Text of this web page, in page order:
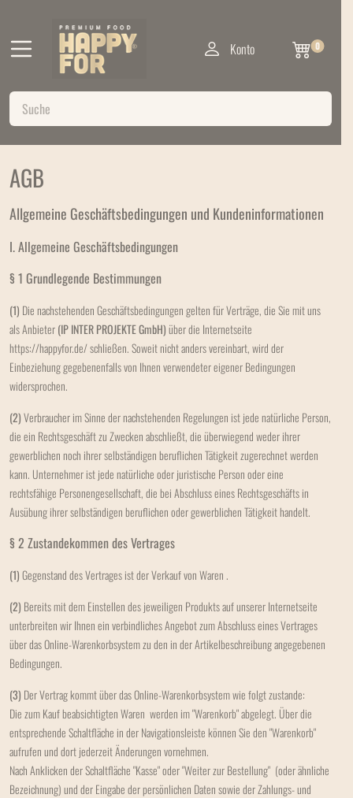
Konto 0
AGB
Allgemeine Geschäftsbedingungen und Kundeninformationen
I. Allgemeine Geschäftsbedingungen
§ 1 Grundlegende Bestimmungen
(1) Die nachstehenden Geschäftsbedingungen gelten für Verträge, die Sie mit uns
als Anbieter(IP INTER PROJEKTE GmbH)über die Internetseite
https://happyfor.de/ schließen. Soweit nicht anders vereinbart, wird der
Einbeziehung gegebenenfalls von Ihnen verwendeter eigener Bedingungen
widersprochen.
(2)Verbraucher im Sinne der nachstehenden Regelungen ist jede natürliche Person,
die ein Rechtsgeschäft zu Zwecken abschließt, die überwiegend weder ihrer
gewerblichen noch ihrer selbständigen beruflichen Tätigkeit zugerechnet werden
kann. Unternehmer ist jede natürliche oder juristische Person oder eine
rechtsfähige Personengesellschaft, die bei Abschluss eines Rechtsgeschäfts in
Ausübung ihrer selbständigen beruflichen oder gewerblichen Tätigkeit handelt.
§ 2 Zustandekommen des Vertrages
(1)Gegenstand des Vertrages ist der Verkauf von Waren .
(2) Bereits mit dem Einstellen des jeweiligen Produkts auf unserer Internetseite
unterbreiten wir Ihnen ein verbindliches Angebot zum Abschluss eines Vertrages
über das Online-Warenkorbsystem zu den in der Artikelbeschreibung angegebenen
Bedingungen.
(3) Der Vertrag kommt über das Online-Warenkorbsystem wie folgt zustande:
Die zum Kauf beabsichtigten Waren werden im "Warenkorb" abgelegt. Über die
entsprechende Schaltfläche in der Navigationsleiste können Sie den "Warenkorb"
aufrufen und dort jederzeit Änderungen vornehmen.
Nach Anklicken der Schaltfläche "Kasse" oder "Weiter zur Bestellung" (oder ähnliche
Bezeichnung)und der Eingabe der persönlichen Daten sowie der Zahlungs- und